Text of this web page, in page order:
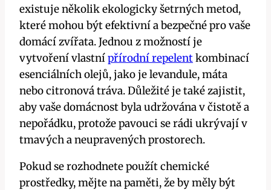
existuje několik ekologicky šetrných ‌metod,
které mohou být efektivní ⁣a bezpečné pro vaše
domácí zvířata. Jednou z ⁤možností ​je
vytvoření vlastnípřírodní repelentkombinací
esenciálních olejů, jako⁢ je levandule, máta
nebo citronová tráva.‌ Důležité⁢ je také zajistit,
aby vaše ‌domácnost byla⁣ udržována v čistotě⁣ a
nepořádku, ⁢protože⁣ pavouci se⁤ rádi⁣ ukrývají v
⁣tmavých a neupravených prostorech.
Pokud se rozhodnete použít chemické
prostředky, mějte ⁣na⁤ paměti, že by měly být